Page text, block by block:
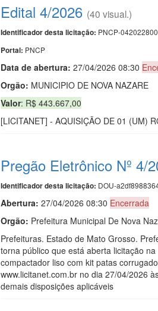
Edital 4/2026 (40 visual.)
Identificador desta licitação: PNCP-
Portal: PNCP
Data de abertura: 27/04/2026 08:30
Orgão: MUNICIPIO DE NOVA NAZARE
Valor: R$ 443.667,00
[LICITANET] - AQUISIÇÃO DE 01 (UM)
Pregão Eletrônico Nº 4/
Identificador desta licitação: DOU-
Abertura: 27/04/2026 08:30 Encerrada
Orgão: Prefeitura Municipal De Nova
Prefeituras. Estado de Mato Grosso.
torna público que está aberta licitação
compactador liso com kit patas
www.licitanet.com.br no dia 27/04/2026
demais disposições aplicáveis